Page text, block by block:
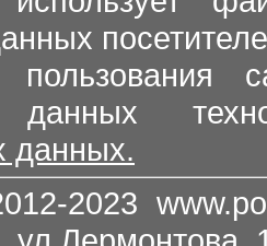
пользования
данных
данных.
2023